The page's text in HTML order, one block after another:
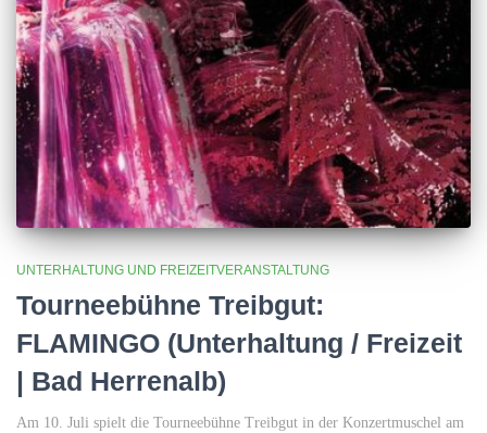
UNTERHALTUNG UND FREIZEITVERANSTALTUNG
Tourneebühne Treibgut:
FLAMINGO (Unterhaltung / Freizeit
| Bad Herrenalb)
Am 10. Juli spielt die Tourneebühne Treibgut in der Konzertmuschel am